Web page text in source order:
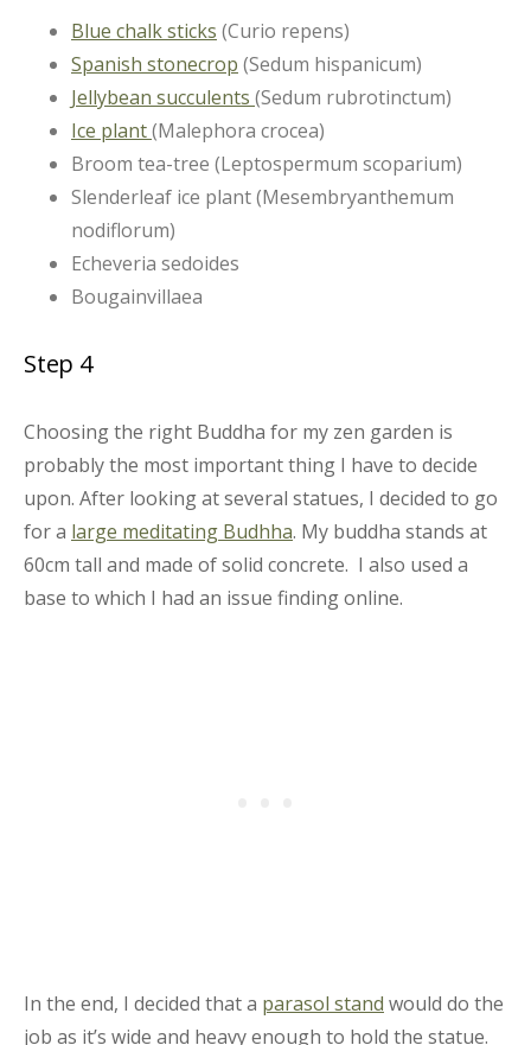
Blue chalk sticks (Curio repens)
Spanish stonecrop (Sedum hispanicum)
Jellybean succulents (Sedum rubrotinctum)
Ice plant(Malephora crocea)
Broom tea-tree (Leptospermum scoparium)
Slenderleaf ice plant (Mesembryanthemum
nodiflorum)
Echeveria sedoides
Bougainvillaea
Step 4
Choosing the right Buddha for my zen garden is
probably the most important thing I have to decide
upon. After looking at several statues, I decided to go
for a large meditating Budhha. My buddha stands at
60cm tall and made of solid concrete. I also used a
base to which I had an issue finding online.
In the end, I decided that a parasol stand would do the
job as it’s wide and heavy enough to hold the statue.